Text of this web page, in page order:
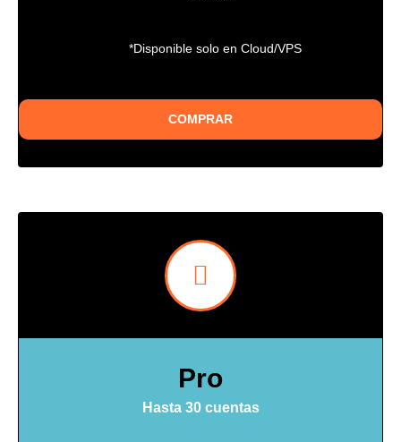
*Disponible solo en Cloud/VPS
COMPRAR
Pro
Hasta 30 cuentas